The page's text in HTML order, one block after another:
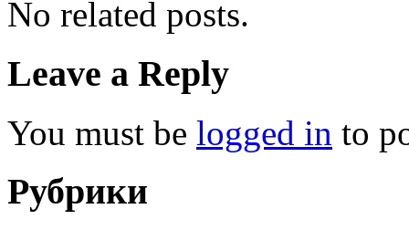
No related posts.
Leave a Reply
You must be logged in to
Рубрики